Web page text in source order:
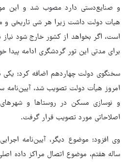
و صنایع‌دستی دارد مصوب شد و این
هیات دولت داشت زیرا هر شی‌ تاریخی و
است، اگر بخواهد از کشور خارج شود
برای مدتی این تور گردشگری ادامه پیدا
سخنگوی دولت چهاردهم اضافه کرد: یکی
امروز هیأت دولت تصویب شد، آیین‌نامه
اصلاحاتی مورد تصویب قرار گرفت.
ساله هفتم، موضوع اتصال مراکز داده